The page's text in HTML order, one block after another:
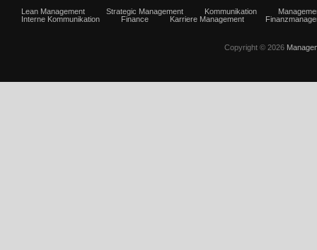
Lean Management Strategic Management Kommunikation
Interne Kommunikation
Finance Karriere Management
Copyright © 2026